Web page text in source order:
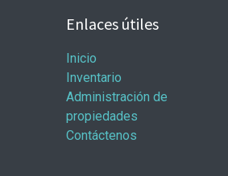
Enlaces útiles
Inicio
Inventario
Administración de
propiedades
Contáctenos